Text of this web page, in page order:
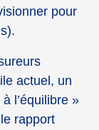
pour
actuel, un
l’équilibre »
rapport